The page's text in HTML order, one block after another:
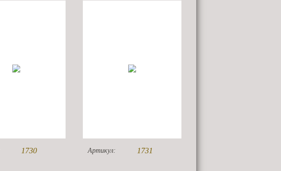
1730 Артикул: 1731